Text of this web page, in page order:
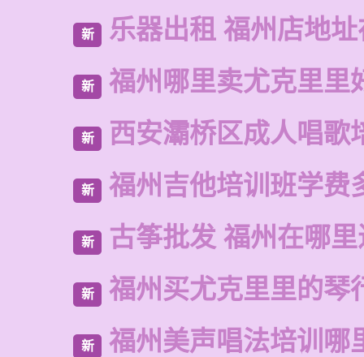
新 乐器出租 福州店地
新 福州哪里卖尤克里里
新 西安灞桥区成人唱歌
新 福州吉他培训班学费
新 古筝批发 福州在哪
新 福州买尤克里里的琴
新 福州美声唱法培训哪